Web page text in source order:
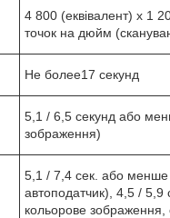
4 800 (еквівалент) x 1
точок на дюйм
Не более17 секунд
5,1 / 6,5 секунд або
зображення)
5,1 / 7,4 сек. або менше
автоподатчик), 4,5 /
кольорове зображення,